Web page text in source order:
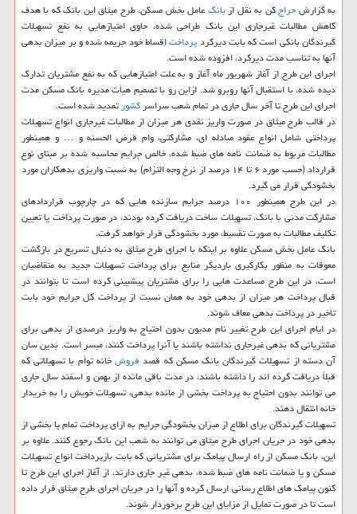
به گزارشحراجكن به نقل ازبانكعامل بخش مسكن، طرح میثاق این بانك كه با هدف
كاهش مطالبات غیرجاری این بانك طراحی شده، حاوی امتیازهایی به نفع تسهیلات
گیرندگان بانكی است كه بابت دیركردپرداختاقساط خود جریمه شده و بر میزان بدهی
آنها به تناسب مدت دیركرد، افزوده شده است.
اجرای این طرح از آغاز شهریور ماه آغاز و به علت امتیازهایی كه به نفع مشتریان تدارك
دیده شده، با استقبال آنها روبرو شد. ازاین رو با تصمیم هیأت مدیره بانك مسكن مدت
اجرای این طرح تا آخر سال جاری در تمام شعب سراسركشورتمدید شده است.
در قالب طرح میثاق در صورت واریز نقدی هر میزان از مطالبات غیرجاری انواع تسهیلات
پرداختی شامل انواع عقود مبادله ای، مشاركتی، وام قرض الحسنه و … و همینطور
مطالبات مربوط به ضمانت نامه های ضبط شده، خالص جرایم محاسبه شده بر مبنای نوع
قرارداد (حسب مورد ۶ تا ۱۴ درصد از نرخ وجه التزام) به نسبت واریزی بدهكاران مورد
بخشودگی قرار می گیرد.
در این طرح همینطور ۱۰۰ درصد جرایم سازنده هایی كه در چارچوب قراردادهای
مشاركت مدنی با بانك، تسهیلات ساخت دریافت كرده بودند، در صورت پرداخت یا تعیین
تكلیف مطالبات به صورت تقسیط، مورد بخشودگی قرار خواهد گرفت.
بانك عامل بخش مسكن علاوه بر اینكه با اجرای طرح میثاق به دنبال تسریع در بازگشت
معوقات به منظور بكارگیری باردیگر منابع برای پرداخت تسهیلات جدید به متقاضیان
است، در این طرح مساعدت هایی را برای مشتریان پیشبینی كرده است تا بتوانند در
قبال پرداخت هر میزان از بدهی خود به همان نسبت از پرداخت كل جرایم خود بابت
تأخیر در پرداخت بدهی معاف شوند.
در ایام اجرای این طرح تغییر نام مدیون بدون احتیاج به واریز درصدی از بدهی برای
مشتریانی كه بدهی غیرجاری نداشته باشند یا آنرا پرداخت كنند، میسر است. بدین سان
آن دسته از تسهیلات گیرندگان بانك مسكن كه قصد فروشخانه توأم با تسهیلاتی كه
قبلاً دریافت كرده اند را داشته باشند، در مدت باقی مانده از بهمن و اسفند سال جاری
می توانند بدون احتیاج به پرداخت بخشی از مانده بدهی، تسهیلات خویش را به خریدار
خانه انتقال دهند.
تسهیلات گیرندگان برای اطلاع از میزان بخشودگی جرایم به ازای پرداخت تمام یا بخشی از
بدهی خود در جریان اجرای طرح میثاق می توانند به شعب این بانك رجوع كنند. علاوه بر
این، بانك مسكن از راه ارسال پیامك برای مشتریانی كه بابت بازپرداخت انواع تسهیلات
مسكن و یا ضمانت نامه های ضبط شده، بدهی غیر جاری دارند، از آغاز اجرای این طرح تا
كنون پیامك های اطلاع رسانی ارسال كرده و آنها را در جریان اجرای طرح میثاق قرار داده
است تا در صورت تمایل از مزایای این طرح برخوردار شوند.